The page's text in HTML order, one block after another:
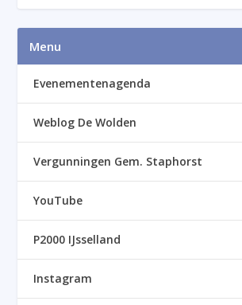
Menu
Evenementenagenda
Weblog De Wolden
Vergunningen Gem. Staphorst
YouTube
P2000 IJsselland
Instagram